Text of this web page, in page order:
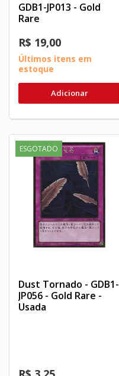
GDB1-JP013 - Gold
Rare
R$ 19,00
Últimos itens em
estoque
Adicionar
ESGOTADO
Dust Tornado - GDB1-
JP056 - Gold Rare -
Usada